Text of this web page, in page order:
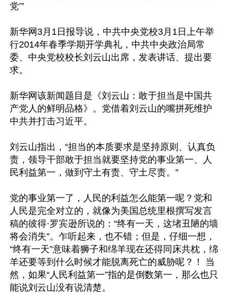
党’”
新华网3月1日报导说，中共中央党校3月1日上午举
行2014年春季学期开学典礼，中共中央政治局常
委、中央党校校长刘云山出席，发表讲话、提出要
求。
新华网该新闻题目是《刘云山：敢于担当是中国共
产党人的鲜明品格》。党借着刘云山的嘴拼死维护
中共并打击习近平。
刘云山指出，“担当的本质要求是坚持原则、认真负
责，领导干部敢于担当就要坚持党的事业第一、人
民利益第一，做到守土有责、守土尽责。”
党的事业第一了，人民的利益怎么能第一呢？党和
人民是完全对立的，就像为美国总统里根撰写发言
稿的彼得·罗宾逊所说的：“终有一天，这堵丑陋的墙
将会消失”。乍听起来，也不错；但是，仔细一想，
“终有一天”意味着狮子和绵羊现在还得同床共枕，绵
羊还要等到什么时候才能脱离死亡的威胁呢？！ 当
然，如果“人民利益第一”指的是倒数第一，那么也只
能说刘云山没有说清楚。